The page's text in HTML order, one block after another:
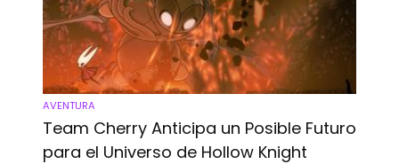
AVENTURA
Team Cherry Anticipa un Posible Futuro
para el Universo de Hollow Knight